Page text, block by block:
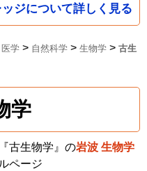
ジについて詳しく見る
学 > 自然科学 > 生物学 > 古生
学
古生物学』の岩波 生物学
ページ